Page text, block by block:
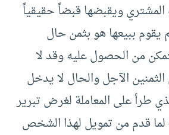
ويقبضها قبضاً حقيقياً
ببيعها هو بثمن حال
من الحصول عليه وقد لا
الآجل والحال لا يدخل
طرأ على المعاملة لغرض تبرير
قدم من تمويل لهذا الشخص